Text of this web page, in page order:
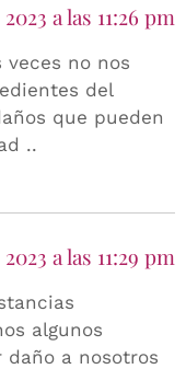
a las 11:26 pm
veces no nos
del
que pueden
..
a las 11:29 pm
algunos
a nosotros